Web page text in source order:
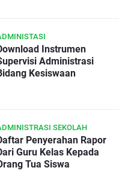
Instrumen
Administrasi
Kesiswaan
SEKOLAH
Penyerahan Rapor
Guru Kelas Kepada
Tua Siswa